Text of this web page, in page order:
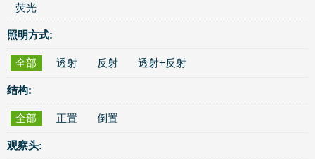
荧光
照明方式:
全部 透射 反射 透射+反射
结构:
全部 正置 倒置
观察头: